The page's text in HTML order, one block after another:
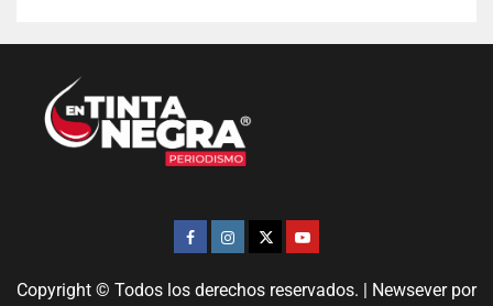
Copyright © Todos los derechos reservados. | Newseverpor